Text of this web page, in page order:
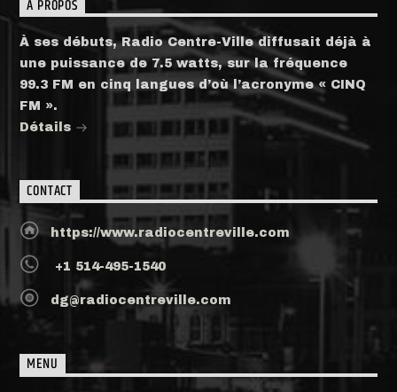
A PROPOS
À ses débuts, Radio Centre-Ville diffusait déjà à
une puissance de 7.5 watts, sur la fréquence
99.3 FM en cinq langues d’où l’acronyme « CINQ
FM ».
Détails
CONTACT
https://www.radiocentreville.com
+1 514-495-1540
dg@radiocentreville.com
MENU